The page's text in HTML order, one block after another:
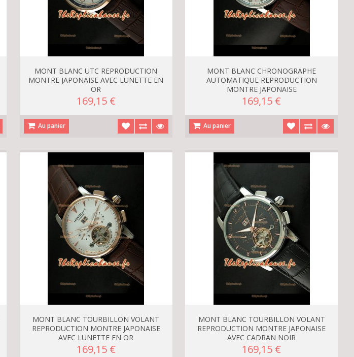
MONT BLANC UTC REPRODUCTION
MONTRE JAPONAISE AVEC LUNETTE EN
OR
169,15 €
Au panier
MONT BLANC CHRONOGRAPHE
AUTOMATIQUE REPRODUCTION
MONTRE JAPONAISE
169,15 €
Au panier
MONT BLANC TOURBILLON VOLANT
REPRODUCTION MONTRE JAPONAISE
AVEC LUNETTE EN OR
169,15 €
MONT BLANC TOURBILLON VOLANT
REPRODUCTION MONTRE JAPONAISE
AVEC CADRAN NOIR
169,15 €